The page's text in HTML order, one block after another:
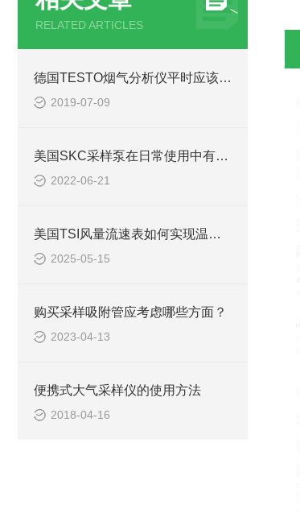
RELATED ARTICLES
德国TESTO烟气分析仪平时应该如何进行维护
2019-07-09
美国SKC采样泵在日常使用中有着3大特征
2022-06-21
美国TSI风量流速表如何实现温湿度与风速同步监测
2025-05-15
购买采样吸附管应考虑哪些方面？
2023-04-13
便携式大气采样仪的使用方法
2018-04-16